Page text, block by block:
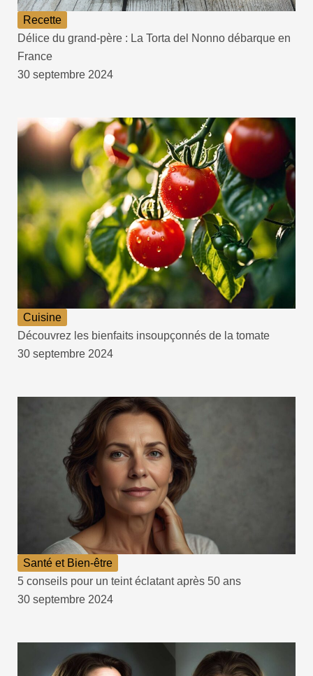
Recette
Délice du grand-père : La Torta del Nonno débarque en
France
30 septembre 2024
Cuisine
Découvrez les bienfaits insoupçonnés de la tomate
30 septembre 2024
Santé et Bien-être
5 conseils pour un teint éclatant après 50 ans
30 septembre 2024